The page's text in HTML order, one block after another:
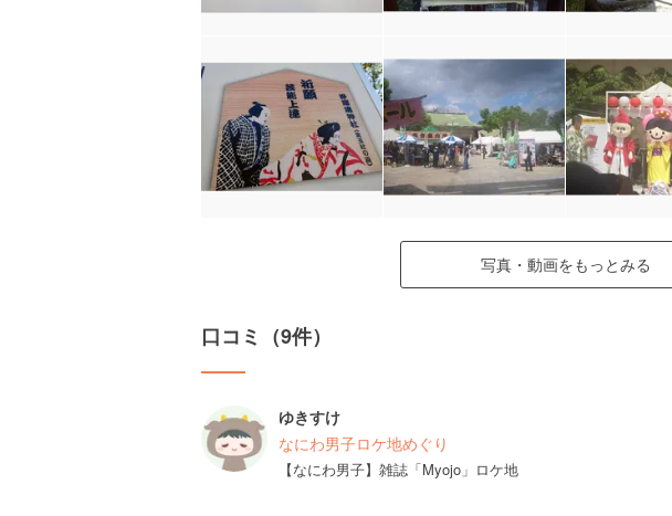
写真・動画をもっとみる
口コミ（9件）
ゆきすけ
なにわ男子ロケ地めぐり
【なにわ男子】雑誌「Myojo」ロケ地